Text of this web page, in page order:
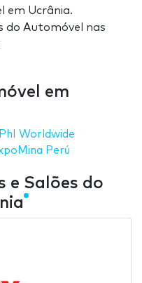
em Ucrânia.
do Automóvel nas
em
Worldwide
Perú
e Salões do